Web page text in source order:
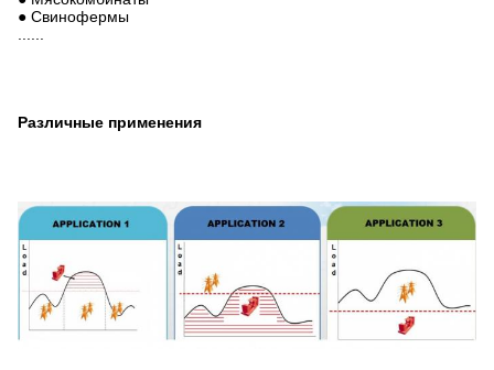
● Свинофермы
Различные применения